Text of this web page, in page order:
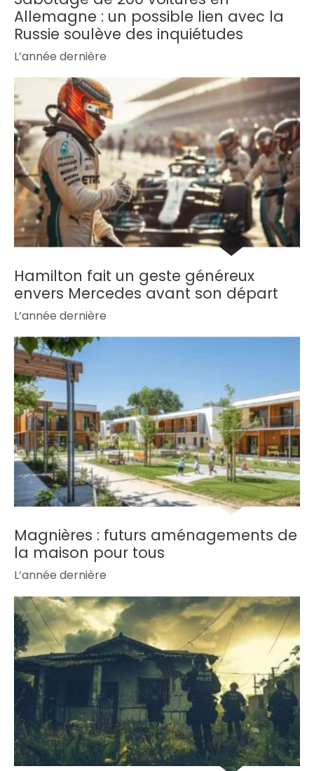
Allemagne : un possible lien avec la
Russie soulève des inquiétudes
L’année dernière
Hamilton fait un geste généreux
envers Mercedes avant son départ
L’année dernière
Magnières : futurs aménagements de
la maison pour tous
L’année dernière